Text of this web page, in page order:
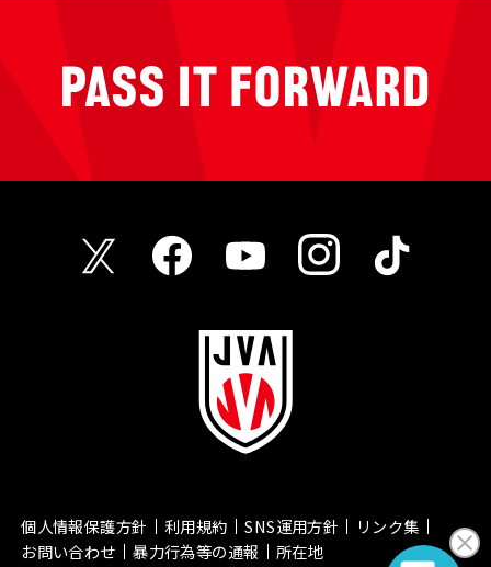
個人情報保護方針 利用規約 SNS運用方針
リンク集
お問い合わせ
暴力行為等の通報 所在地